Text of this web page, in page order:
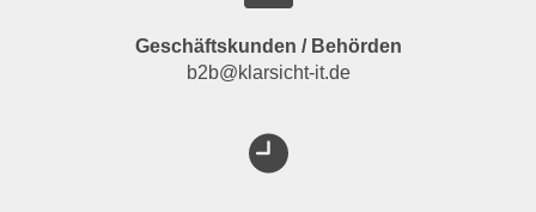
Geschäftskunden / Behörden
b2b@klarsicht-it.de